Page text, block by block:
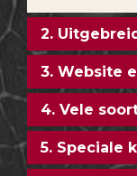
2.
3. Website
4. Vele
5. Speciale